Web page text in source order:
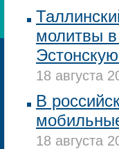
молитвы
18 августа
В
18 августа